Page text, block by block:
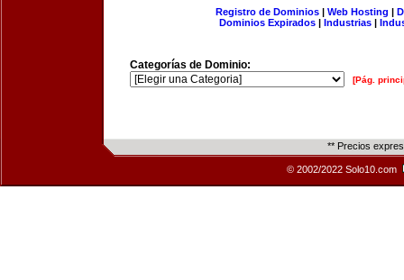
Registro de Dominios| Web Hosting |
Dominios Expirados | Industrias |
Categorías de Dominio:
[Pág.
** Precios
© 2002/2022 Solo10.com